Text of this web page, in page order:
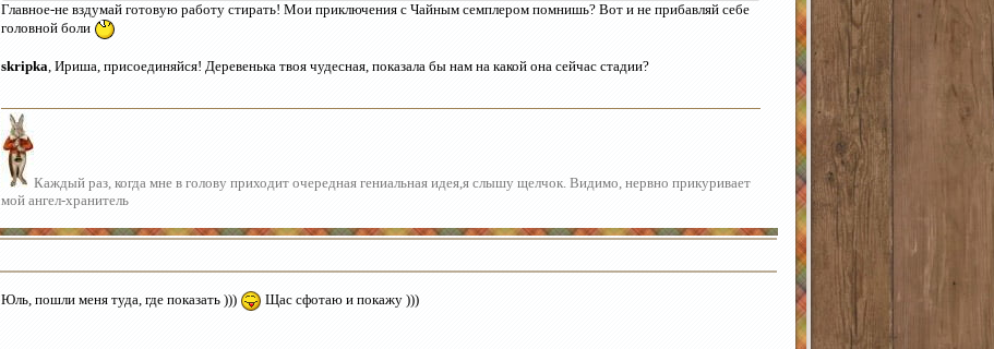
Главное-не вздумай готовую работу стирать! Мои приключения с Чайным семплером помнишь? Вот и не прибавляй себе
головной боли
skripka, Ириша, присоединяйся! Деревенька твоя чудесная, показала бы нам на какой она сейчас стадии?
Каждый раз, когда мне в голову приходит очередная гениальная идея,я слышу щелчок. Видимо, нервно прикуривает
мой ангел-хранитель
Юль, пошли меня туда, где показать ))) Щас сфотаю и покажу )))